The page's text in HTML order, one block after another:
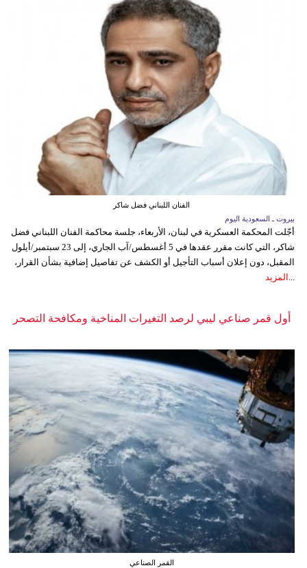
الفنان اللبناني فضل شاكر
بيروت ـ السعودية اليوم
أجّلت المحكمة العسكرية في لبنان، الأربعاء، جلسة محاكمة الفنان اللبناني فضل
شاكر، التي كانت مقرر عقدها في 5 أغسطس/آب الجاري، إلى 23 سبتمبر/أيلول
المقبل، دون إعلان أسباب التأجيل أو الكشف عن تفاصيل إضافية بشأن القرار،
المزيد
أول قمر صناعي ليبي لرصد التغيرات المناخية ومكافحة التصحر
القمر الصناعي